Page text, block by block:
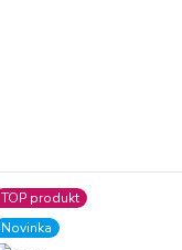
TOP produkt
Novinka